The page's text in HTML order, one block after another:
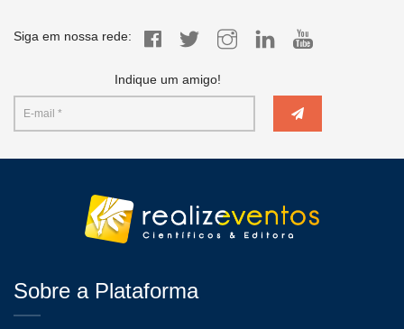
Siga em nossa rede:
Indique um amigo!
Sobre a Plataforma